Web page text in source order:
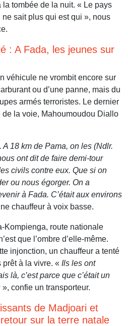
tombée de la nuit. « Le pays
ne sait plus qui est qui », nous
: A Fada, les jeunes sur
véhicule ne vrombit encore sur
ou d’une panne, mais du
armés terroristes. Le dernier
la voie, Mahoumoudou Diallo
18 km de Pama, on les (Ndlr.
ont dit de faire demi-tour
civils contre eux. Que si on
ou nous égorger. On a
à Fada. C’était aux environs
chauffeur à voix basse.
Kompienga, route nationale
que l’ombre d’elle-même.
injonction, un chauffeur a tenté
prêt à la vivre. « Ils les ont
là, c’est parce que c’était un
», confie un transporteur.
de Madjoari et
sur la terre natale